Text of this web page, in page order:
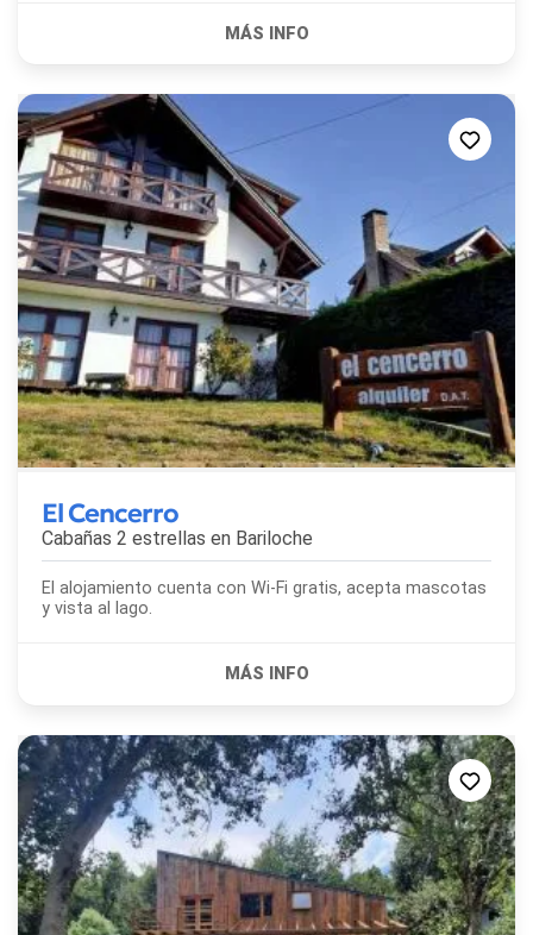
El Cencerro
Cabañas 2 estrellas en Bariloche
El alojamiento cuenta con Wi-Fi gratis, acepta mascotas
y vista al lago.